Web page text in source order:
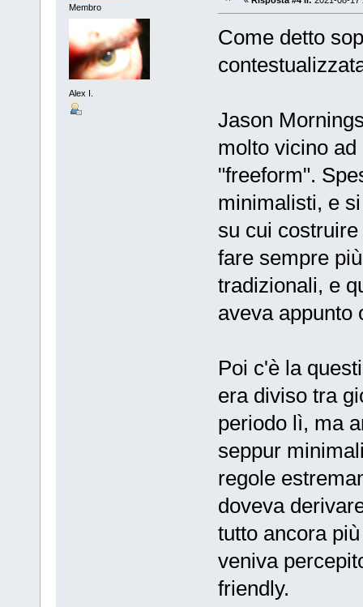
Membro
Alex I.
Come detto
Jason
molto vicino
"freeform".
minimalisti, e
su cui
fare sempre
tradizionali, e
aveva appunto
Poi c'è la
era diviso tra
periodo lì, ma
seppur
regole
doveva
tutto ancora
veniva
friendly.